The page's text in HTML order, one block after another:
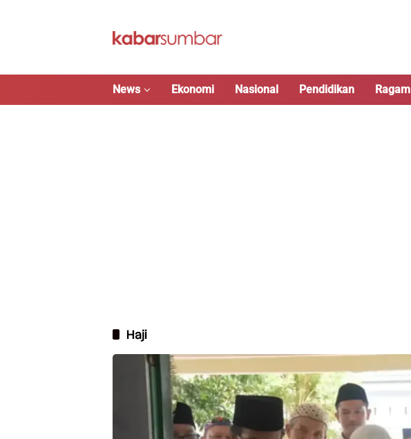
News Ekonomi Nasional Pendidikan Ragam
Haji